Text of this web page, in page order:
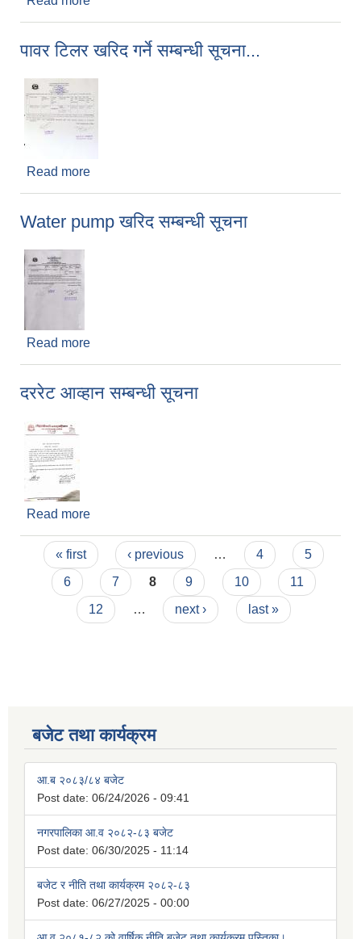
पावर टिलर खरिद गर्ने सम्बन्धी सूचना...
Read more
Water pump खरिद सम्बन्धी सूचना
Read more
दररेट आव्हान सम्बन्धी सूचना
Read more
Pages
« first ‹ previous … 4
5
6
7 8 9 10
11
12
… next › last »
बजेट तथा कार्यक्रम
आ.ब २०८३/८४ बजेट
Post date: 06/24/2026 - 09:41
नगरपालिका आ.व २०८२-८३ बजेट
Post date: 06/30/2025 - 11:14
बजेट र नीति तथा कार्यक्रम २०८२-८३
Post date: 06/27/2025 - 00:00